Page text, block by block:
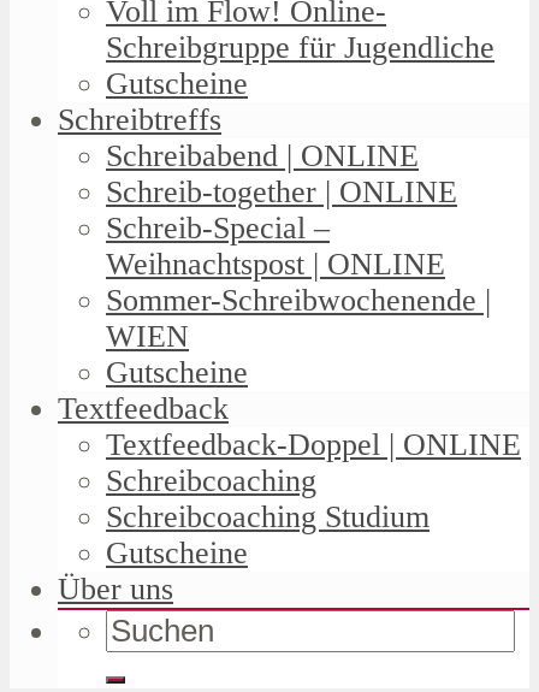
Voll im Flow! Online-
Schreibgruppe für Jugendliche
Gutscheine
Schreibtreffs
Schreibabend | ONLINE
Schreib-together | ONLINE
Schreib-Special –
Weihnachtspost | ONLINE
Sommer-Schreibwochenende |
WIEN
Gutscheine
Textfeedback
Textfeedback-Doppel | ONLINE
Schreibcoaching
Schreibcoaching Studium
Gutscheine
Über uns